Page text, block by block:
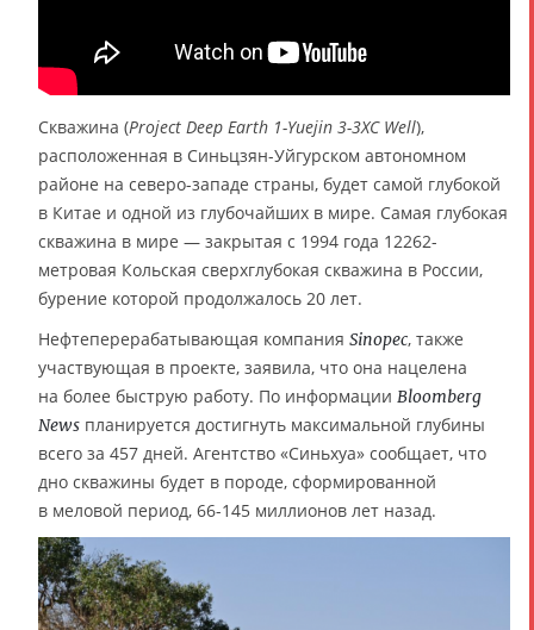
Скважина (Project Deep Earth 1-Yuejin 3-3XC Well),
расположенная в Синьцзян-Уйгурском автономном
районе на северо-западе страны, будет самой глубокой
в Китае и одной из глубочайших в мире. Самая глубокая
скважина в мире — закрытая с 1994 года 12262-
метровая Кольская сверхглубокая скважина в России,
бурение которой продолжалось 20 лет.
Нефтеперерабатывающая компания Sinopec, также
участвующая в проекте, заявила, что она нацелена
на более быструю работу. По информации Bloomberg
News планируется достигнуть максимальной глубины
всего за 457 дней. Агентство «Синьхуа» сообщает, что
дно скважины будет в породе, сформированной
в меловой период, 66-145 миллионов лет назад.